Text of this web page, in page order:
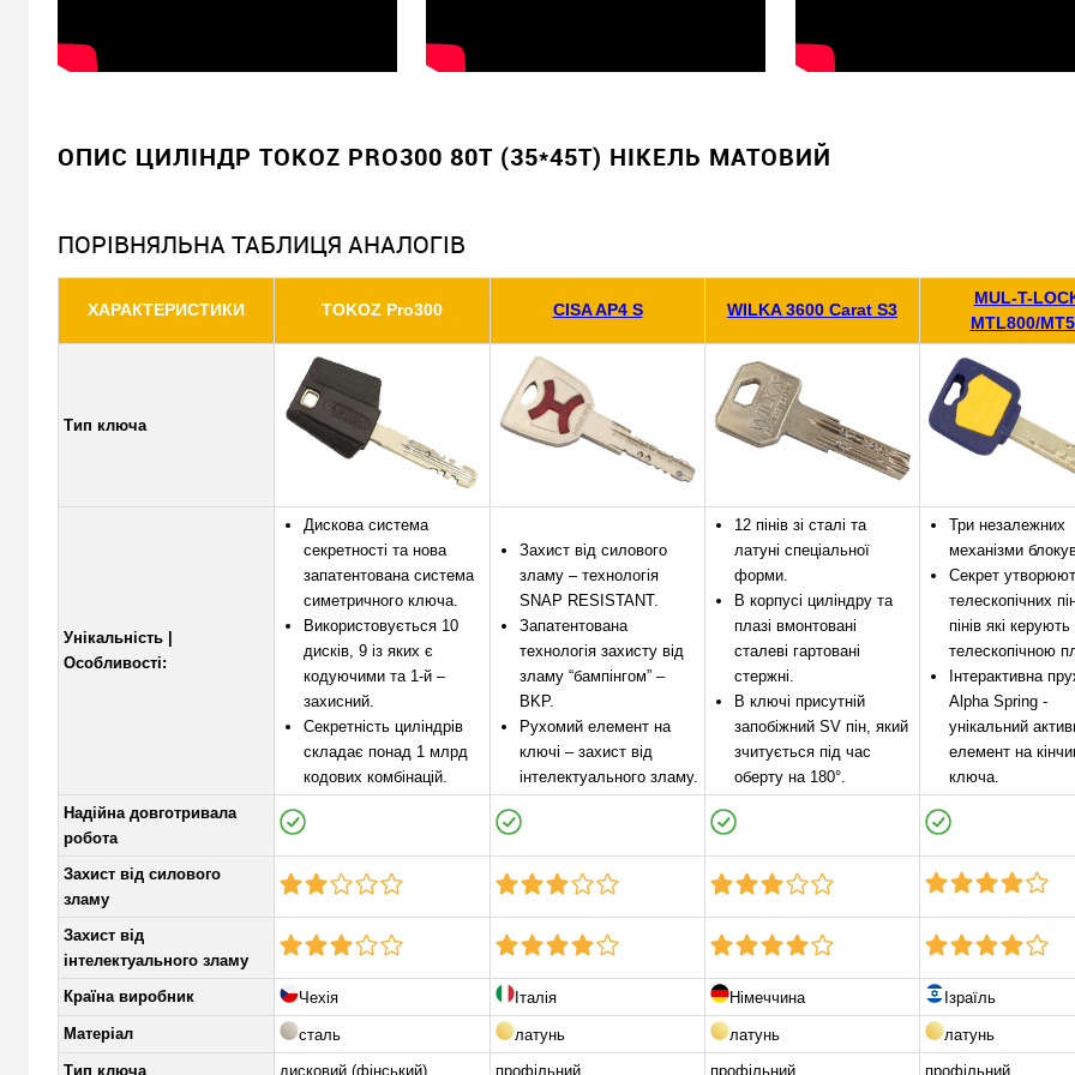
ОПИС ЦИЛІНДР TOKOZ PRO300 80T (35*45T) НІКЕЛЬ МАТОВИЙ
ПОРІВНЯЛЬНА ТАБЛИЦЯ АНАЛОГІВ
ХАРАКТЕРИСТИКИ TOKOZ Pro300 CISA AP4 S WILKA 3600 Carat S3
MUL-T-
MTL800/
Тип ключа
Унікальність |
Особливості:
Дискова система
секретності та нова
запатентована система
симетричного ключа.
Використовується 10
дисків, 9 із яких є
кодуючими та 1-й –
захисний.
Секретність циліндрів
складає понад 1 млрд
кодових комбінацій.
Захист від силового
зламу – технологія
SNAP RESISTANT.
Запатентована
технологія захисту від
зламу “бампінгом” –
BKP.
Рухомий елемент на
ключі – захист від
інтелектуального зламу.
12 пінів зі сталі та
латуні спеціальної
форми.
В корпусі циліндру та
плазі вмонтовані
сталеві гартовані
стержні.
В ключі присутній
запобіжний SV пін, який
зчитується під час
оберту на 180°.
Три незалежних
механізми
Секрет
телескопічних
пінів які керують
телескопічною
Інтерактивна
Alpha Spring -
унікальний
елемент на
ключа.
Надійна довготривала
робота
Захист від силового
зламу
Захист від
інтелектуального зламу
Країна виробник
Чехія Італія Німеччина
Ізраїль
Матеріал
сталь латунь латунь
латунь
Тип ключа
дисковий (фінський) профільний профільний профільний